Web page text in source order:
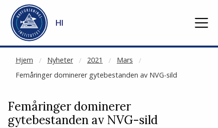
Gå til hovedinnhold
HI
Hjem Nyheter 2021
Mars
Femåringer dominerer gytebestanden av NVG-sild
NOT CACHED
Femåringer dominerer
gytebestanden av NVG-sild